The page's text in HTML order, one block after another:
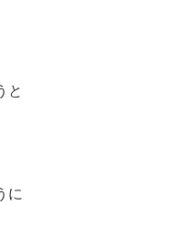
と
に